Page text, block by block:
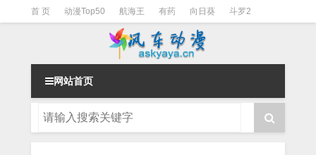
首 页 动漫Top50 航海王 有药 向日葵 斗罗2
一拳超人 柯南 阴阳师
网站首页